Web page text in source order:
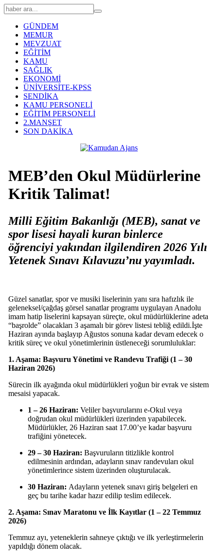
GÜNDEM
MEMUR
MEVZUAT
EĞİTİM
KAMU
SAĞLIK
EKONOMİ
ÜNİVERSİTE-KPSS
SENDİKA
KAMU PERSONELİ
EĞİTİM PERSONELİ
2.MANŞET
SON DAKİKA
MEB’den Okul Müdürlerine
Kritik Talimat!
Milli Eğitim Bakanlığı (MEB), sanat ve
spor lisesi hayali kuran binlerce
öğrenciyi yakından ilgilendiren 2026 Yılı
Yetenek Sınavı Kılavuzu’nu yayımladı.
Güzel sanatlar, spor ve musiki liselerinin yanı sıra hafızlık ile
geleneksel/çağdaş görsel sanatlar programı uygulayan Anadolu
imam hatip liselerini kapsayan süreçte, okul müdürlüklerine adeta
“başrolde” olacakları 3 aşamalı bir görev listesi tebliğ edildi.İşte
Haziran ayında başlayıp Ağustos sonuna kadar devam edecek o
kritik süreç ve okul yönetimlerinin üstleneceği sorumluluklar:
1. Aşama: Başvuru Yönetimi ve Randevu Trafiği (1 – 30
Haziran 2026)
Sürecin ilk ayağında okul müdürlükleri yoğun bir evrak ve sistem
mesaisi yapacak.
1 – 26 Haziran: Veliler başvurularını e-Okul veya
doğrudan okul müdürlükleri üzerinden yapabilecek.
Müdürlükler, 26 Haziran saat 17.00’ye kadar başvuru
trafiğini yönetecek.
29 – 30 Haziran: Başvuruların titizlikle kontrol
edilmesinin ardından, adayların sınav randevuları okul
yönetimlerince sistem üzerinden oluşturulacak.
30 Haziran: Adayların yetenek sınavı giriş belgeleri en
geç bu tarihe kadar hazır edilip teslim edilecek.
2. Aşama: Sınav Maratonu ve İlk Kayıtlar (1 – 22 Temmuz
2026)
Temmuz ayı, yeteneklerin sahneye çıktığı ve ilk yerleştirmelerin
yapıldığı dönem olacak.